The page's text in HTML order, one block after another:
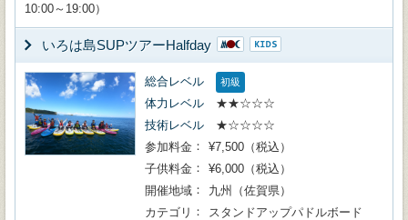
10:00～19:00）
いろは島SUPツアーHalfday
総合レベル 初級
体力レベル
★★☆☆☆
技術レベル
★☆☆☆☆
参加料金
¥7,500（税込）
子供料金
¥6,000（税込）
開催地域
九州（佐賀県）
カテゴリ
スタンドアップパドルボード